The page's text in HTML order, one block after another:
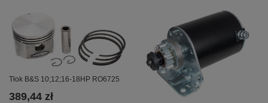
Tłok B&S 10;12;16-18HP RO6725
389,44 zł